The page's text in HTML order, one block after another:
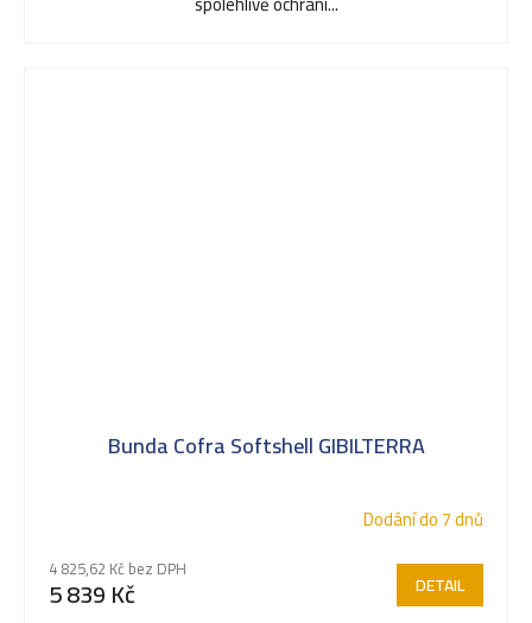
Bunda Cofra Softshell GIBILTERRA
Dodání do 7 dnů
4 825,62 Kč bez DPH
5 839 Kč DETAIL